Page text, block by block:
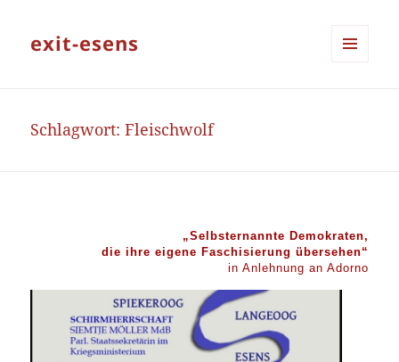
exit-esens
Schlagwort:Fleischwolf
„Selbsternannte Demokraten,
die ihre eigene Faschisierung übersehen“
in Anlehnung an Adorno